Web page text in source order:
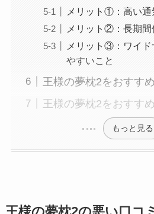
メリット①：高い通
メリット②：長期間
メリット③：ワイド
やすいこと
王様の夢枕2をおすす
王様の夢枕2をおすす
もっと見る